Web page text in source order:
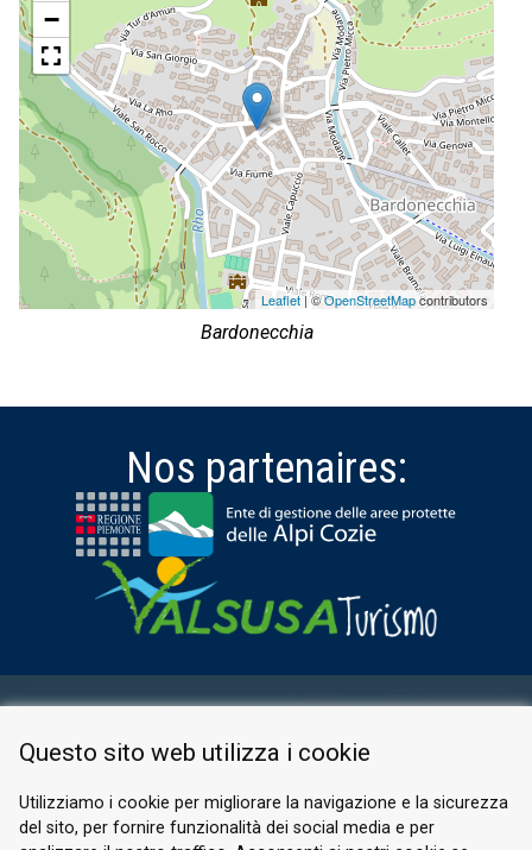
−
Leaflet| ©OpenStreetMapcontributors
Bardonecchia
Nos partenaires:
PRIVACY POLICY
Questo sito web utilizza i cookie
Utilizziamo i cookie per migliorare la navigazione e la sicurezza
del sito, per fornire funzionalità dei social media e per